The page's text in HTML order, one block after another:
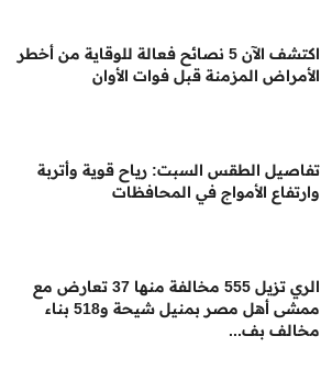
اكتشف الآن 5 نصائح فعالة للوقاية من أخطر
الأمراض المزمنة قبل فوات الأوان
تفاصيل الطقس السبت: رياح قوية وأتربة
وارتفاع الأمواج في المحافظات
الري تزيل 555 مخالفة منها 37 تعارض مع
ممشى أهل مصر بمنيل شيحة و518 بناء
مخالف بف...